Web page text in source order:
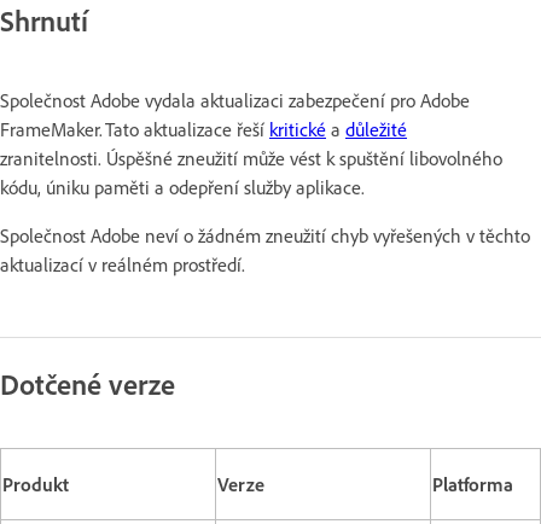
Shrnutí
Společnost Adobe vydala aktualizaci zabezpečení pro Adobe
FrameMaker. Tato aktualizace řeší kritické a důležité
zranitelnosti. Úspěšné zneužití může vést k spuštění libovolného
kódu, úniku paměti a odepření služby aplikace.
Společnost Adobe neví o žádném zneužití chyb vyřešených v těchto
aktualizací v reálném prostředí.
Dotčené verze
Produkt Verze Platforma